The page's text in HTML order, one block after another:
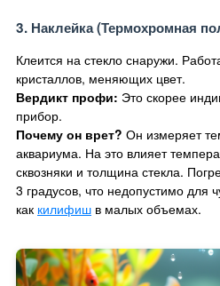
3. Наклейка (Термохромная
Клеится на стекло снаружи.
кристаллов, меняющих цвет.
Вердикт профи: Это скорее
прибор.
Почему он врет? Он измеряет
аквариума. На это влияет
сквозняки и толщина стекла.
3 градусов, что недопустимо для
как килифиш в малых объемах.